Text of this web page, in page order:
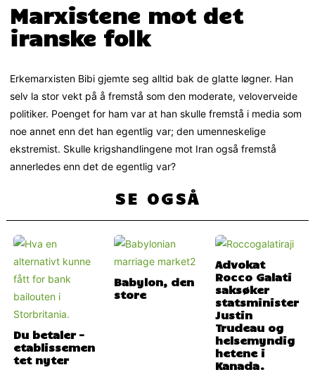
Marxistene mot det
iranske folk
Erkemarxisten Bibi gjemte seg alltid bak de glatte løgner. Han
selv la stor vekt på å fremstå som den moderate, veloverveide
politiker. Poenget for ham var at han skulle fremstå i media som
noe annet enn det han egentlig var; den umenneskelige
ekstremist. Skulle krigshandlingene mot Iran også fremstå
annerledes enn det de egentlig var?
SE OGSÅ
Du betaler –
etablissemen
tet nyter
Babylon, den
store
Advokat
Rocco Galati
saksøker
statsminister
Justin
Trudeau og
helsemyndig
hetene i
Kanada.